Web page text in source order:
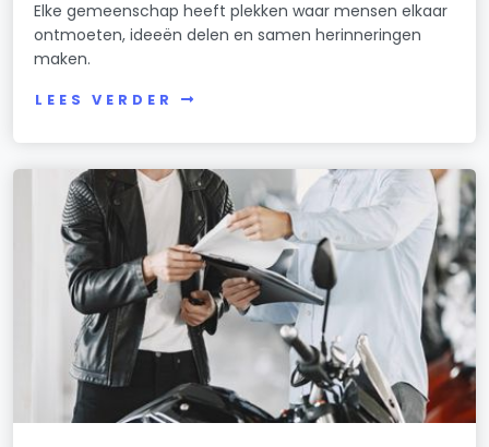
Elke gemeenschap heeft plekken waar mensen elkaar
ontmoeten, ideeën delen en samen herinneringen
maken.
LEES VERDER